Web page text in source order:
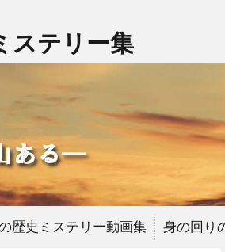
ステリー集
歴史ミステリー動画集 身の回り